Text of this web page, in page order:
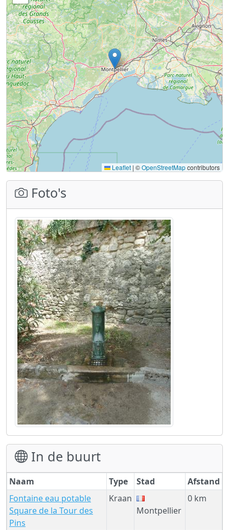
Leaflet | ©OpenStreetMapcontributors
Foto's
In de buurt
Naam Type Stad
Afstand
Fontaine eau potable
Square de la Tour des
Pins
Kraan
Montpellier
0 km